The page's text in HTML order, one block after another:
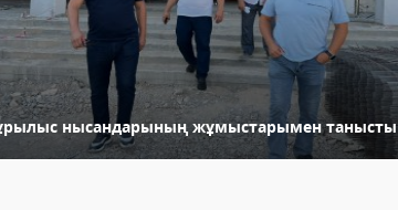
нысандарының жұмыстарымен танысты